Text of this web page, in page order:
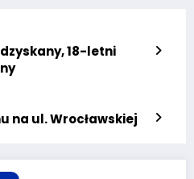
18-letni
na ul. Wrocławskiej